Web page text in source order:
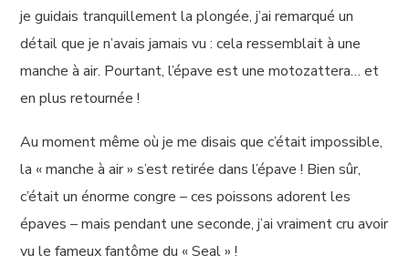
je guidais tranquillement la plongée, j’ai remarqué un
détail que je n’avais jamais vu : cela ressemblait à une
manche à air. Pourtant, l’épave est une motozattera… et
en plus retournée !
Au moment même où je me disais que c’était impossible,
la « manche à air » s’est retirée dans l’épave ! Bien sûr,
c’était un énorme congre – ces poissons adorent les
épaves – mais pendant une seconde, j’ai vraiment cru avoir
vu le fameux fantôme du « Seal » !